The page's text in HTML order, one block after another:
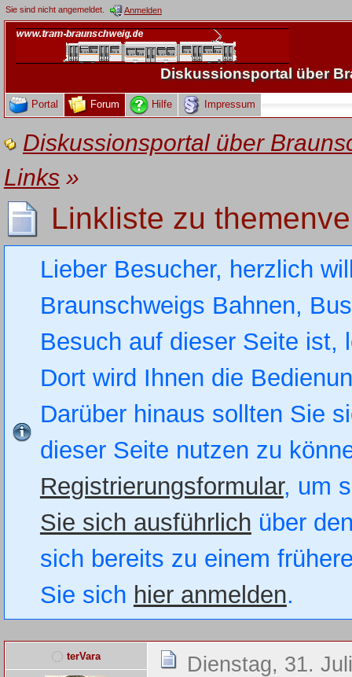
Sie sind nicht angemeldet. Anmelden
Diskussionsportal über
Portal Forum Hilfe Impressum
Diskussionsportal über
Links»
Linkliste zu
Lieber Besucher, herzlich
Braunschweigs Bahnen,
Besuch auf dieser Seite
Dort wird Ihnen die
Darüber hinaus sollten Sie
dieser Seite nutzen zu
Registrierungsformular, um
Sie sich ausführlich über
sich bereits zu einem
Sie sich hier anmelden.
terVara Dienstag, 31.